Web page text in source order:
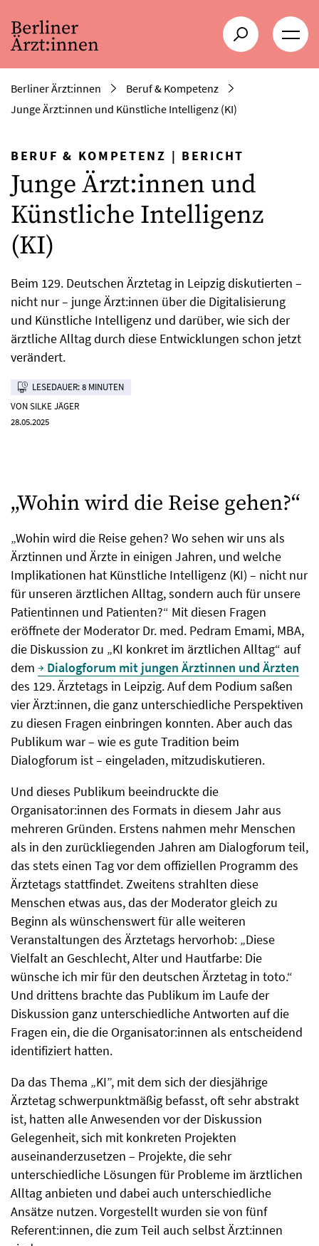
Berliner Ärzt:innen
Beruf & Kompetenz
Junge Ärzt:innen und Künstliche Intelligenz (KI)
BERUF & KOMPETENZ | BERICHT
Junge Ärzt:innen und
Künstliche Intelligenz
(KI)
Beim 129. Deutschen Ärztetag in Leipzig diskutierten –
nicht nur – junge Ärzt:innen über die Digitalisierung
und Künstliche Intelligenz und darüber, wie sich der
ärztliche Alltag durch diese Entwicklungen schon jetzt
verändert.
LESEDAUER: 8 MINUTEN
VON SILKE JÄGER
28.05.2025
„Wohin wird die Reise gehen?“
„Wohin wird die Reise gehen? Wo sehen wir uns als
Ärztinnen und Ärzte in einigen Jahren, und welche
Implikationen hat Künstliche Intelligenz (KI) – nicht nur
für unseren ärztlichen Alltag, sondern auch für unsere
Patientinnen und Patienten?“ Mit diesen Fragen
eröffnete der Moderator Dr. med. Pedram Emami, MBA,
die Diskussion zu „KI konkret im ärztlichen Alltag“ auf
dem
Dialogforum mit jungen Ärztinnen und Ärzten
des 129. Ärztetags in Leipzig. Auf dem Podium saßen
vier Ärzt:innen, die ganz unterschiedliche Perspektiven
zu diesen Fragen einbringen konnten. Aber auch das
Publikum war – wie es gute Tradition beim
Dialogforum ist – eingeladen, mitzudiskutieren.
Und dieses Publikum beeindruckte die
Organisator:innen des Formats in diesem Jahr aus
mehreren Gründen. Erstens nahmen mehr Menschen
als in den zurückliegenden Jahren am Dialogforum teil,
das stets einen Tag vor dem offiziellen Programm des
Ärztetags stattfindet. Zweitens strahlten diese
Menschen etwas aus, das der Moderator gleich zu
Beginn als wünschenswert für alle weiteren
Veranstaltungen des Ärztetags hervorhob: „Diese
Vielfalt an Geschlecht, Alter und Hautfarbe: Die
wünsche ich mir für den deutschen Ärztetag in toto.“
Und drittens brachte das Publikum im Laufe der
Diskussion ganz unterschiedliche Antworten auf die
Fragen ein, die die Organisator:innen als entscheidend
identifiziert hatten.
Da das Thema „KI”, mit dem sich der diesjährige
Ärztetag schwerpunktmäßig befasst, oft sehr abstrakt
ist, hatten alle Anwesenden vor der Diskussion
Gelegenheit, sich mit konkreten Projekten
auseinanderzusetzen – Projekte, die sehr
unterschiedliche Lösungen für Probleme im ärztlichen
Alltag anbieten und dabei auch unterschiedliche
Ansätze nutzen. Vorgestellt wurden sie von fünf
Referent:innen, die zum Teil auch selbst Ärzt:innen